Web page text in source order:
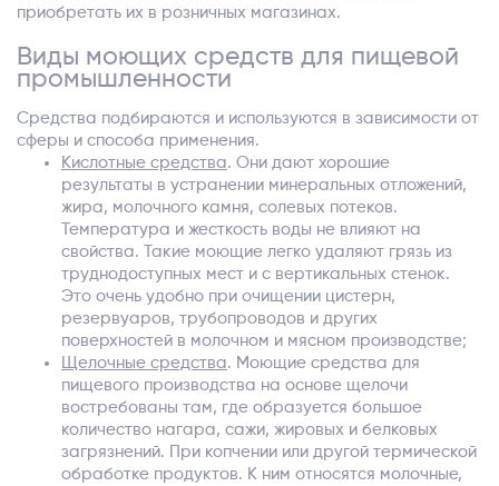
приобретать их в розничных магазинах.
Виды моющих средств для пищевой
промышленности
Средства подбираются и используются в зависимости от
сферы и способа применения.
Кислотные средства. Они дают хорошие
результаты в устранении минеральных отложений,
жира, молочного камня, солевых потеков.
Температура и жесткость воды не влияют на
свойства. Такие моющие легко удаляют грязь из
труднодоступных мест и с вертикальных стенок.
Это очень удобно при очищении цистерн,
резервуаров, трубопроводов и других
поверхностей в молочном и мясном производстве;
Щелочные средства. Моющие средства для
пищевого производства на основе щелочи
востребованы там, где образуется большое
количество нагара, сажи, жировых и белковых
загрязнений. При копчении или другой термической
обработке продуктов. К ним относятся молочные,